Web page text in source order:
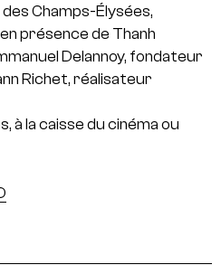
des Champs-Élysées,
en présence de Thanh
Delannoy, fondateur
Richet, réalisateur
à la caisse du cinéma ou